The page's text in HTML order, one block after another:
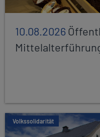
10.08.2026
Volkssolidarität